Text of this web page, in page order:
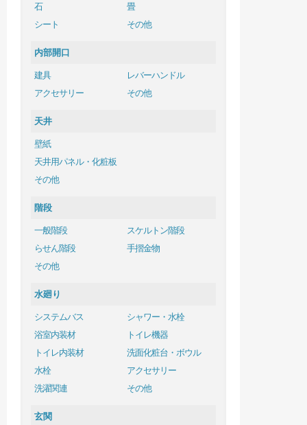
石
畳
シート
その他
内部開口
建具
レバーハンドル
アクセサリー
その他
天井
壁紙
天井用パネル・化粧板
その他
階段
一般階段
スケルトン階段
らせん階段
手摺金物
その他
水廻り
システムバス
シャワー・水栓
浴室内装材
トイレ機器
トイレ内装材
洗面化粧台・ボウル
水栓
アクセサリー
洗濯関連
その他
玄関